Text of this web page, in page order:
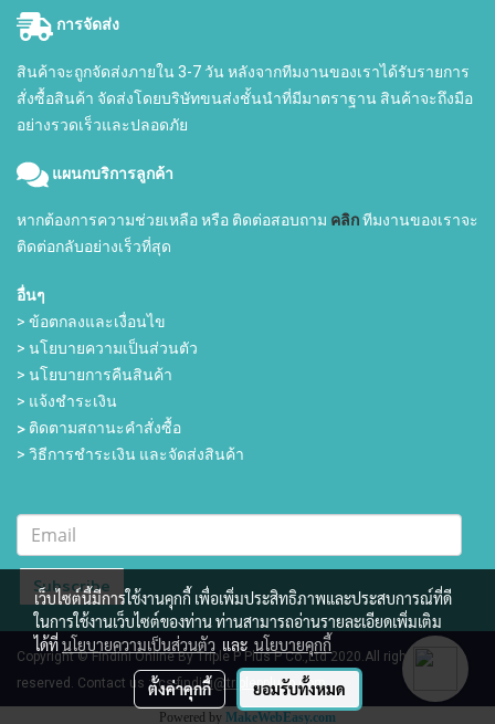
การจัดส่ง
สินค้าจะถูกจัดส่งภายใน 3-7 วัน หลังจากทีมงานของเราได้รับรายการ
สั่งซื้อสินค้า จัดส่งโดยบริษัทขนส่งชั้นนำที่มีมาตราฐาน สินค้าจะถึงมือ
อย่างรวดเร็วและปลอดภัย
แผนกบริการลูกค้า
หากต้องการความช่วยเหลือ หรือ ติดต่อสอบถาม คลิกทีมงานของเราจะ
ติดต่อกลับอย่างเร็วที่สุด
อื่นๆ
> ข้อตกลงและเงื่อนไข
> นโยบายความเป็นส่วนตัว
> นโยบายการคืนสินค้า
> แจ้งชำระเงิน
> ติดตามสถานะคำสั่งซื้อ
> วิธีการชำระเงิน และจัดส่งสินค้า
Subscribe
Copyright © Findini Online By Triple P Plus P Co.,Ltd 2020.All rights
reserved. Contact us :cs-findini@triplepplusp.com
Powered by MakeWebEasy.com
เว็บไซต์นี้มีการใช้งานคุกกี้ เพื่อเพิ่มประสิทธิภาพและประสบการณ์ที่ดี
ในการใช้งานเว็บไซต์ของท่าน ท่านสามารถอ่านรายละเอียดเพิ่มเติม
ได้ที่นโยบายความเป็นส่วนตัว และ นโยบายคุกกี้
ตั้งค่าคุกกี้ ยอมรับทั้งหมด